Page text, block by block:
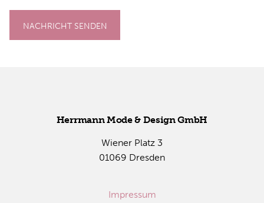
NACHRICHT SENDEN
Herr­mann Mode & De­sign GmbH
Wie­ner Platz 3
01069 Dres­den
Impressum